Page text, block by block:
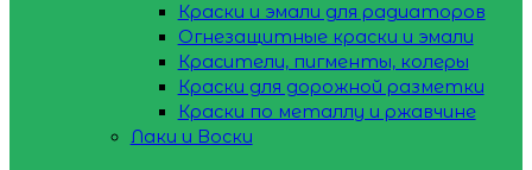
Краски и эмали для радиаторов
Огнезащитные краски и эмали
Красители, пигменты, колеры
Краски для дорожной разметки
Краски по металлу и ржавчине
Лаки и Воски